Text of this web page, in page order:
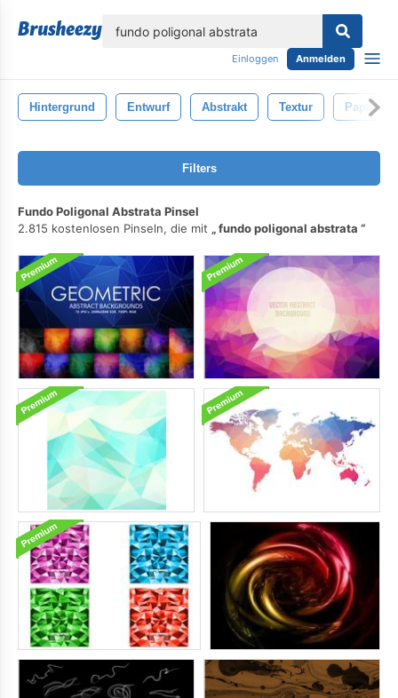
Einloggen Anmelden
Hintergrund Entwurf Abstrakt Textur Papier-
Filters
Fundo Poligonal Abstrata Pinsel
2.815 kostenlosen Pinseln, die mit
fundo poligonal abstrata